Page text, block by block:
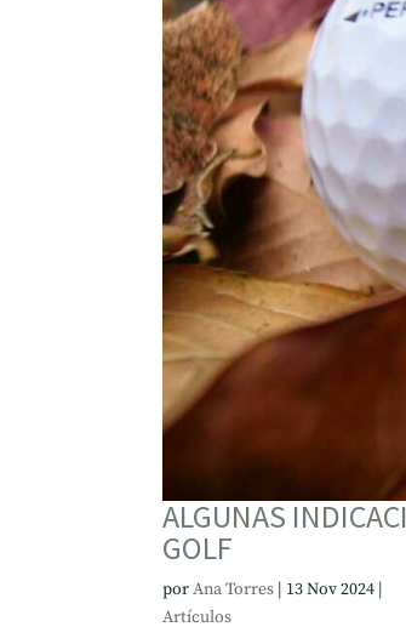
ALGUNAS
GOLF
porAna Torres | 13 Nov 2024 |
Artículos